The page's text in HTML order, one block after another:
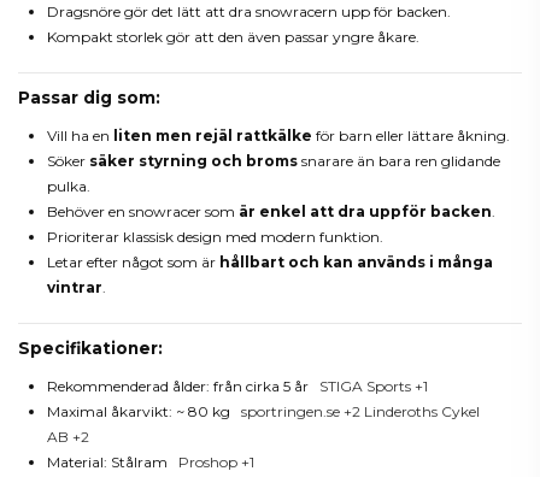
Dragsnöre gör det lätt att dra snowracern upp för backen.
Kompakt storlek gör att den även passar yngre åkare.
Passar dig som:
Vill ha en liten men rejäl rattkälke för barn eller lättare åkning.
Söker säker styrning och broms snarare än bara ren glidande
pulka.
Behöver en snowracer som är enkel att dra uppför backen
Prioriterar klassisk design med modern funktion.
Letar efter något som är hållbart och kan används i många
vintrar
Specifikationer:
Rekommenderad ålder: från cirka 5 år STIGA Sports +1
Maximal åkarvikt: ~ 80 kg
sportringen.se +2 Linderoths Cykel
AB +2
Material: Stålram
Proshop +1